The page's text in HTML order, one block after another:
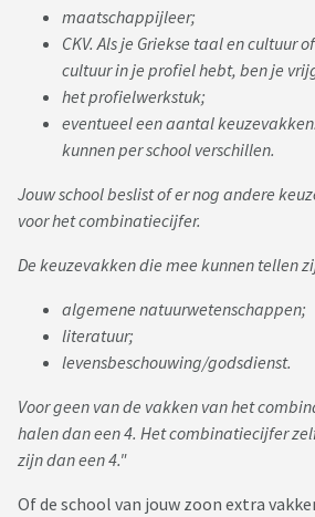
maatschappijleer;
CKV. Als je Griekse taal en cultuur
cultuur in je profiel hebt, ben je
het profielwerkstuk;
eventueel een aantal
kunnen per school verschillen.
Jouw school beslist of er nog andere
voor het combinatiecijfer.
De keuzevakken die mee kunnen tellen
algemene natuurwetenschappen;
literatuur;
levensbeschouwing/godsdienst.
Voor geen van de vakken van het
halen dan een 4. Het combinatiecijfer
zijn dan een 4."
Of de school van jouw zoon extra